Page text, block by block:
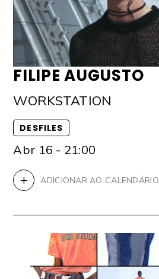
FILIPE AUGUSTO
WORKSTATION
DESFILES
Abr 16 - 21:00
+ ADICIONAR AO CALENDÁRIO